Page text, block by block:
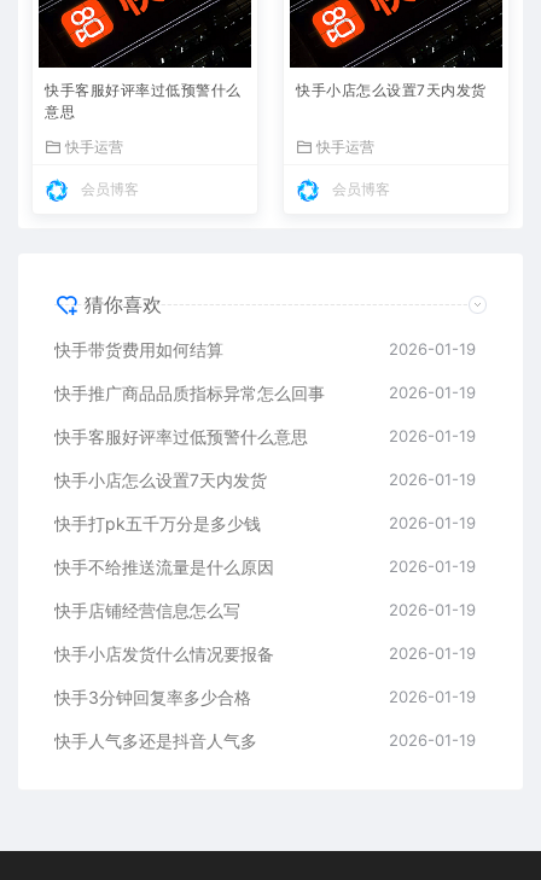
快手客服好评率过低预警什么
意思
快手运营
会员博客
快手小店怎么设置7天内发货
快手运营
会员博客
猜你喜欢
快手带货费用如何结算 2026-01-19
快手推广商品品质指标异常怎么回事 2026-01-19
快手客服好评率过低预警什么意思 2026-01-19
快手小店怎么设置7天内发货 2026-01-19
快手打pk五千万分是多少钱 2026-01-19
快手不给推送流量是什么原因 2026-01-19
快手店铺经营信息怎么写 2026-01-19
快手小店发货什么情况要报备 2026-01-19
快手3分钟回复率多少合格 2026-01-19
快手人气多还是抖音人气多 2026-01-19